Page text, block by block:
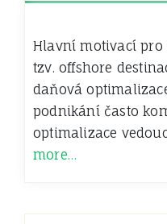
Hlavní motivací
tzv. offshore
daňová
podnikání často
optimalizace
more…